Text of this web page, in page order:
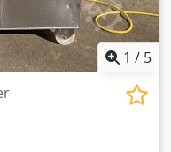
1 / 5